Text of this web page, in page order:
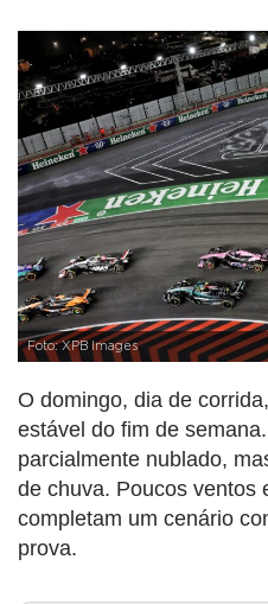
Foto: XPB Images
O domingo, dia de
estável do fim de
parcialmente nublado,
de chuva. Poucos ventos
completam um cenário
prova.